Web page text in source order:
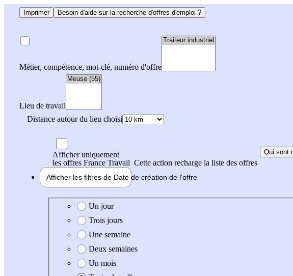
Imprimer Besoin d'aide sur la recherche d'offres d'emploi ?
Métier, compétence, mot-clé, numéro d'offre
Lieu de travail
Distance autour du lieu choisi
Afficher uniquement
les offres France Travail Cette action recharge la liste des offres
Qui sont
Afficher les filtres de Date de création de l'offre
Date de création de l'offre
Un jour
Trois jours
Une semaine
Deux semaines
Un mois